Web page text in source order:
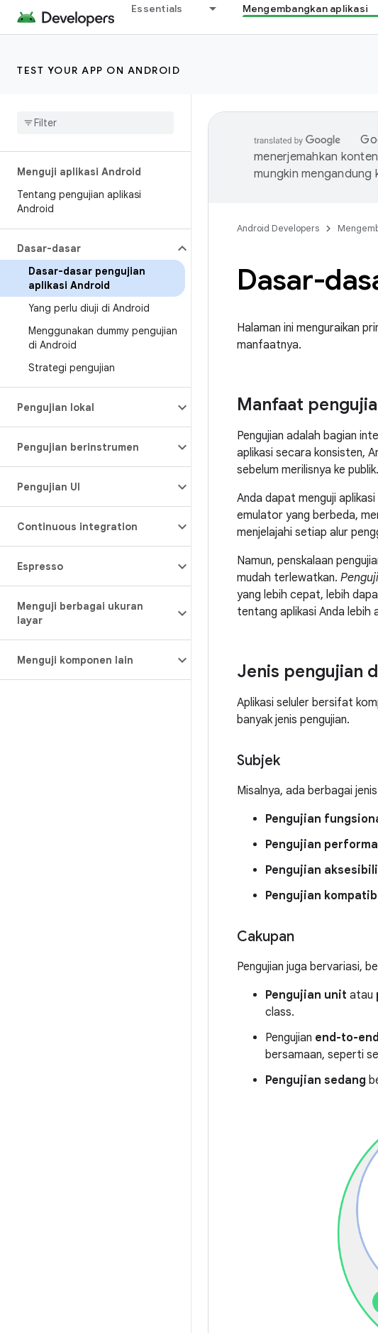
Essentials Mengembangkan aplikasi
TEST YOUR APP ON ANDROID
Menguji aplikasi Android
Tentang pengujian aplikasi
Android
Dasar-dasar
Dasar-dasar pengujian
aplikasi Android
Yang perlu diuji di Android
Menggunakan dummy pengujian
di Android
Strategi pengujian
Pengujian lokal
Pengujian berinstrumen
Pengujian UI
Continuous integration
Espresso
Menguji berbagai ukuran
layar
Menguji komponen lain
menerjemahkan
mungkin mengandung
Android Developers
Dasar-
Halaman ini menguraikan
manfaatnya.
Manfaat
Pengujian adalah bagian
aplikasi secara konsisten,
sebelum merilisnya ke publik.
Anda dapat menguji
emulator yang berbeda,
menjelajahi setiap alur
Namun, penskalaan
mudah terlewatkan.
yang lebih cepat, lebih
tentang aplikasi Anda lebih
Jenis pengujian
Aplikasi seluler bersifat
banyak jenis pengujian.
Subjek
Misalnya, ada berbagai
Pengujian
Pengujian performa
Pengujian
Pengujian
Cakupan
Pengujian juga bervariasi,
Pengujian unit atau
class.
Pengujian end-to-end
bersamaan, seperti
Pengujian sedang